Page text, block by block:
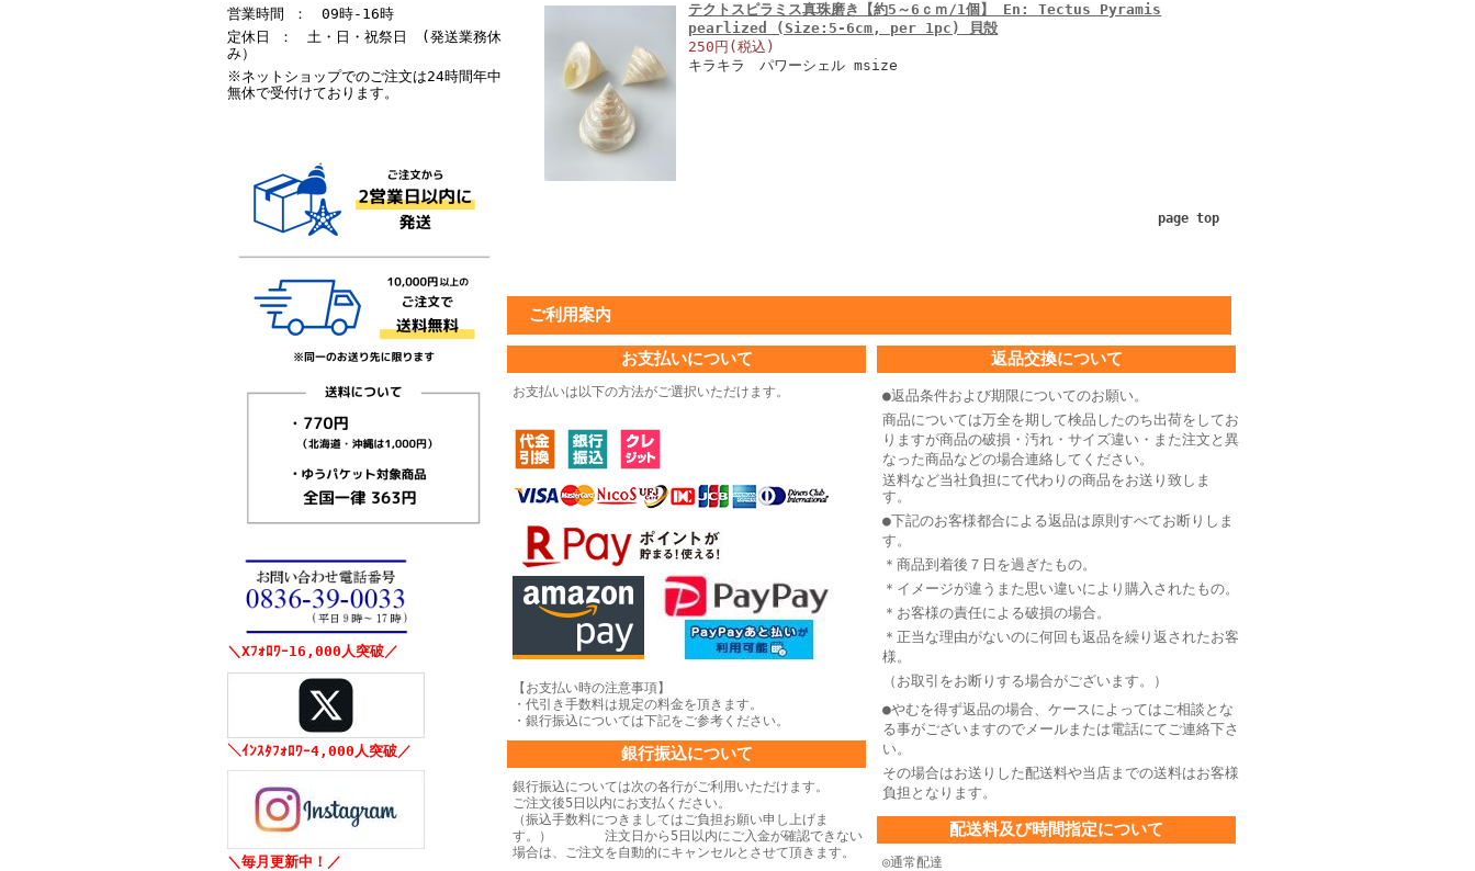
営業時間 ： 09時-16時
定休日 ： 土・日・祝祭日 (発送業務休
み）
※ネットショップでのご注文は24時間年中
無休で受付けております。
＼Xﾌｫﾛﾜｰ16,000人突破／
＼ｲﾝｽﾀﾌｫﾛﾜｰ4,000人突破／
＼毎月更新中！／
テクトスピラミス真珠磨き【約5～6ｃｍ/1個】 En: Tectus Pyramis
pearlized (Size:5-6cm, per 1pc) 貝殻
250円(税込)
キラキラ パワーシェル msize
page top
ご利用案内
お支払いについて
お支払いは以下の方法がご選択いただけます。
【お支払い時の注意事項】
・代引き手数料は規定の料金を頂きます。
・銀行振込については下記をご参考ください。
銀行振込について
銀行振込については次の各行がご利用いただけます。
ご注文後5日以内にお支払ください。
（振込手数料につきましてはご負担お願い申し上げま
す。） 注文日から5日以内にご入金が確認できない
場合は、 ご注文を自動的にキャンセルとさせて頂きます。
返品交換について
●返品条件および期限についてのお願い。
商品については万全を期して検品したのち出荷をしてお
りますが商品の破損・汚れ・サイズ違い・また注文と異
なった商品などの場合連絡してください。
送料など当社負担にて代わりの商品をお送り致しま
す。
●下記のお客様都合による返品は原則すべてお断りしま
す。
＊商品到着後７日を過ぎたもの。
＊イメージが違うまた思い違いにより購入されたもの。
＊お客様の責任による破損の場合。
＊正当な理由がないのに何回も返品を繰り返されたお客
様。
（お取引をお断りする場合がございます。）
●やむを得ず返品の場合、ケースによってはご相談とな
る事がございますのでメールまたは電話にてご連絡下さ
い。
その場合はお送りした配送料や当店までの送料はお客様
負担となります。
配送料及び時間指定について
◎通常配達